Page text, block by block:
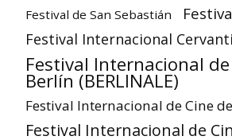
Festival de San Sebastián
Festival Internacional
Festival Internacional
Berlín (BERLINALE)
Festival Internacional de Cine
Festival Internacional de